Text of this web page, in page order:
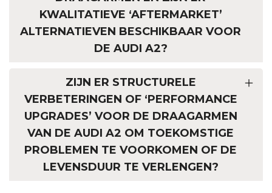
KWALITATIEVE ‘AFTERMARKET’
ALTERNATIEVEN BESCHIKBAAR VOOR
DE AUDI A2?
ZIJN ER STRUCTURELE
VERBETERINGEN OF ‘PERFORMANCE
UPGRADES’ VOOR DE DRAAGARMEN
VAN DE AUDI A2 OM TOEKOMSTIGE
PROBLEMEN TE VOORKOMEN OF DE
LEVENSDUUR TE VERLENGEN?